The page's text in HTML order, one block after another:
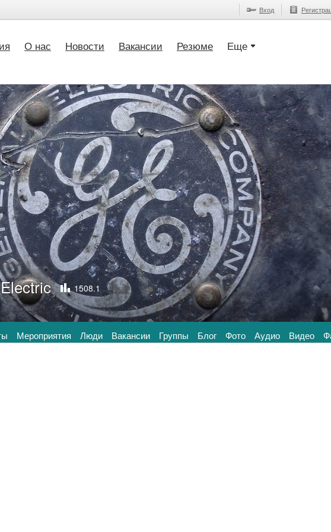
Вход
О нас Новости Вакансии Резюме Еще
1508.1
Мероприятия Люди Вакансии Группы Блог Фото Аудио Видео